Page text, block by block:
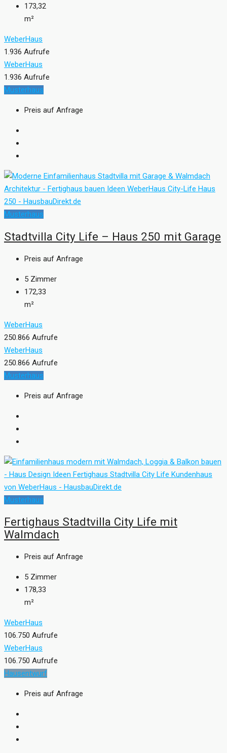
173,32
m²
WeberHaus
1.936 Aufrufe
WeberHaus
1.936 Aufrufe
Musterhaus
Preis auf Anfrage
Musterhaus
Stadtvilla City Life – Haus 250 mit Garage
Preis auf Anfrage
5 Zimmer
172,33
m²
WeberHaus
250.866 Aufrufe
WeberHaus
250.866 Aufrufe
Musterhaus
Preis auf Anfrage
Musterhaus
Fertighaus Stadtvilla City Life mit
Walmdach
Preis auf Anfrage
5 Zimmer
178,33
m²
WeberHaus
106.750 Aufrufe
WeberHaus
106.750 Aufrufe
Hausentwurf
Preis auf Anfrage